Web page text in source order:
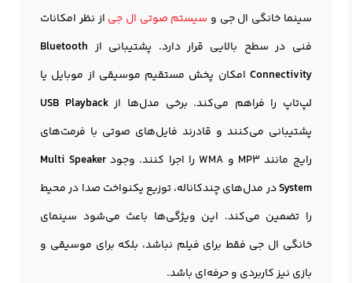
سینما خانگی ال جی و سیستم صوتی ال جی از نظر امکانات
فنی در سطح بالایی قرار دارد. پشتیبانی از Bluetooth
Connectivity امکان پخش مستقیم موسیقی از موبایل یا
لپ‌تاپ را فراهم می‌کند. برخی مدل‌ها ازUSB Playback
پشتیبانی می‌کنند و قادرند فایل‌های صوتی با فرمت‌های
رایج مانند MP3 و WMA را اجرا کنند. وجود
Multi Speaker
Systemدر مدل‌های چندکاناله، توزیع یکنواخت صدا در محیط
را تضمین می‌کند. این ویژگی‌ها باعث می‌شود سینمای
خانگی ال جی فقط برای فیلم نباشد، بلکه برای موسیقی و
بازی نیز کاربردی و حرفه‌ای باشد.